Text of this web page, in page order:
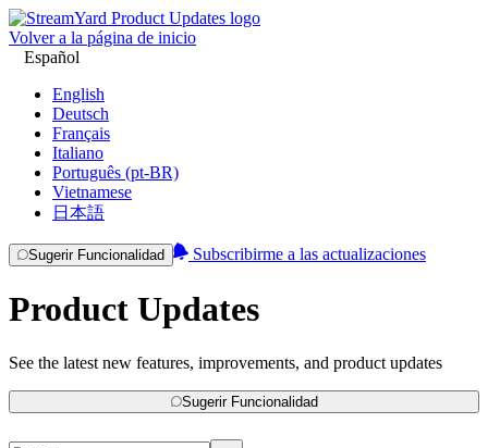
Volver a la página de inicio
Español
English
Deutsch
Français
Italiano
Português (pt-BR)
Vietnamese
日本語
Sugerir Funcionalidad Subscribirme a las actualizaciones
Product Updates
See the latest new features, improvements, and product updates
Sugerir Funcionalidad